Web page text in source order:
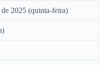
2025 (quinta-feira)